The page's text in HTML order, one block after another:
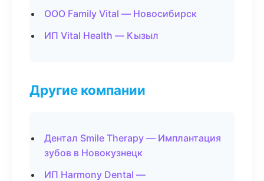
ООО Family Vital — Новосибирск
ИП Vital Health — Кызыл
Другие компании
Дентал Smile Therapy — Имплантация
зубов в Новокузнецк
ИП Harmony Dental —